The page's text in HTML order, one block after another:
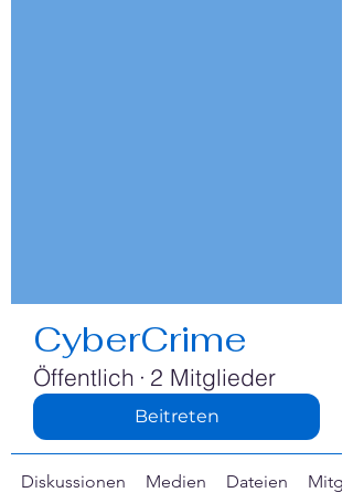
CyberCrime
Öffentlich · 2 Mitglieder
Beitreten
Diskussionen Medien Dateien